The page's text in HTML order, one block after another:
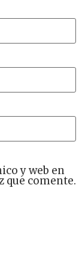
y web en
que comente.